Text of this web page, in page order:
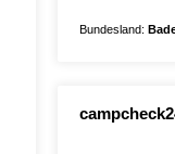
Bundesland: